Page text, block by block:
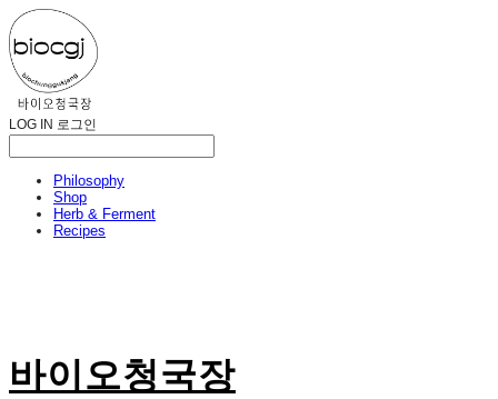
LOG IN 로그인
Philosophy
Shop
Herb & Ferment
Recipes
바이오청국장